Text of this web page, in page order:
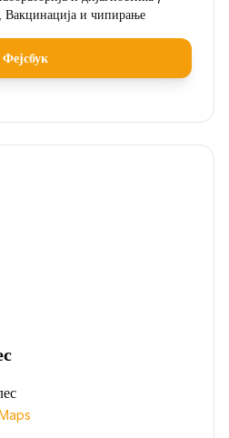
и чипирање
Фејсбук